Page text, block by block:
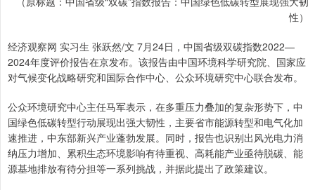
性）
经济观察网 实习生 张跃然/文 7月24日，中国省级双碳指数2022—
2024年度评价报告在京发布。该报告由中国环境科学研究院、国家应
对气候变化战略研究和国际合作中心、公众环境研究中心联合发布。
公众环境研究中心主任马军表示，在多重压力叠加的复杂形势下，中
国绿色低碳转型行动展现出强大韧性，主要省市能源转型和电气化加
速推进，中东部新兴产业蓬勃发展。同时，报告也识别出风光电力消
纳压力增加、累积生态环境影响有待重视、高耗能产业亟待脱碳、能
源基地排放有待分担等一系列挑战，并据此提出了政策建议。